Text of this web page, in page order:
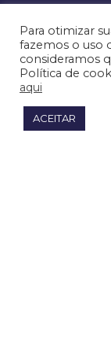
Para otimizar
fazemos o uso
consideramos
Política de
aqui
ACEITAR